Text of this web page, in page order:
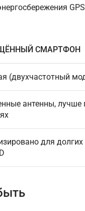
СМАРТФОН
(двухчастотный
антенны,
для